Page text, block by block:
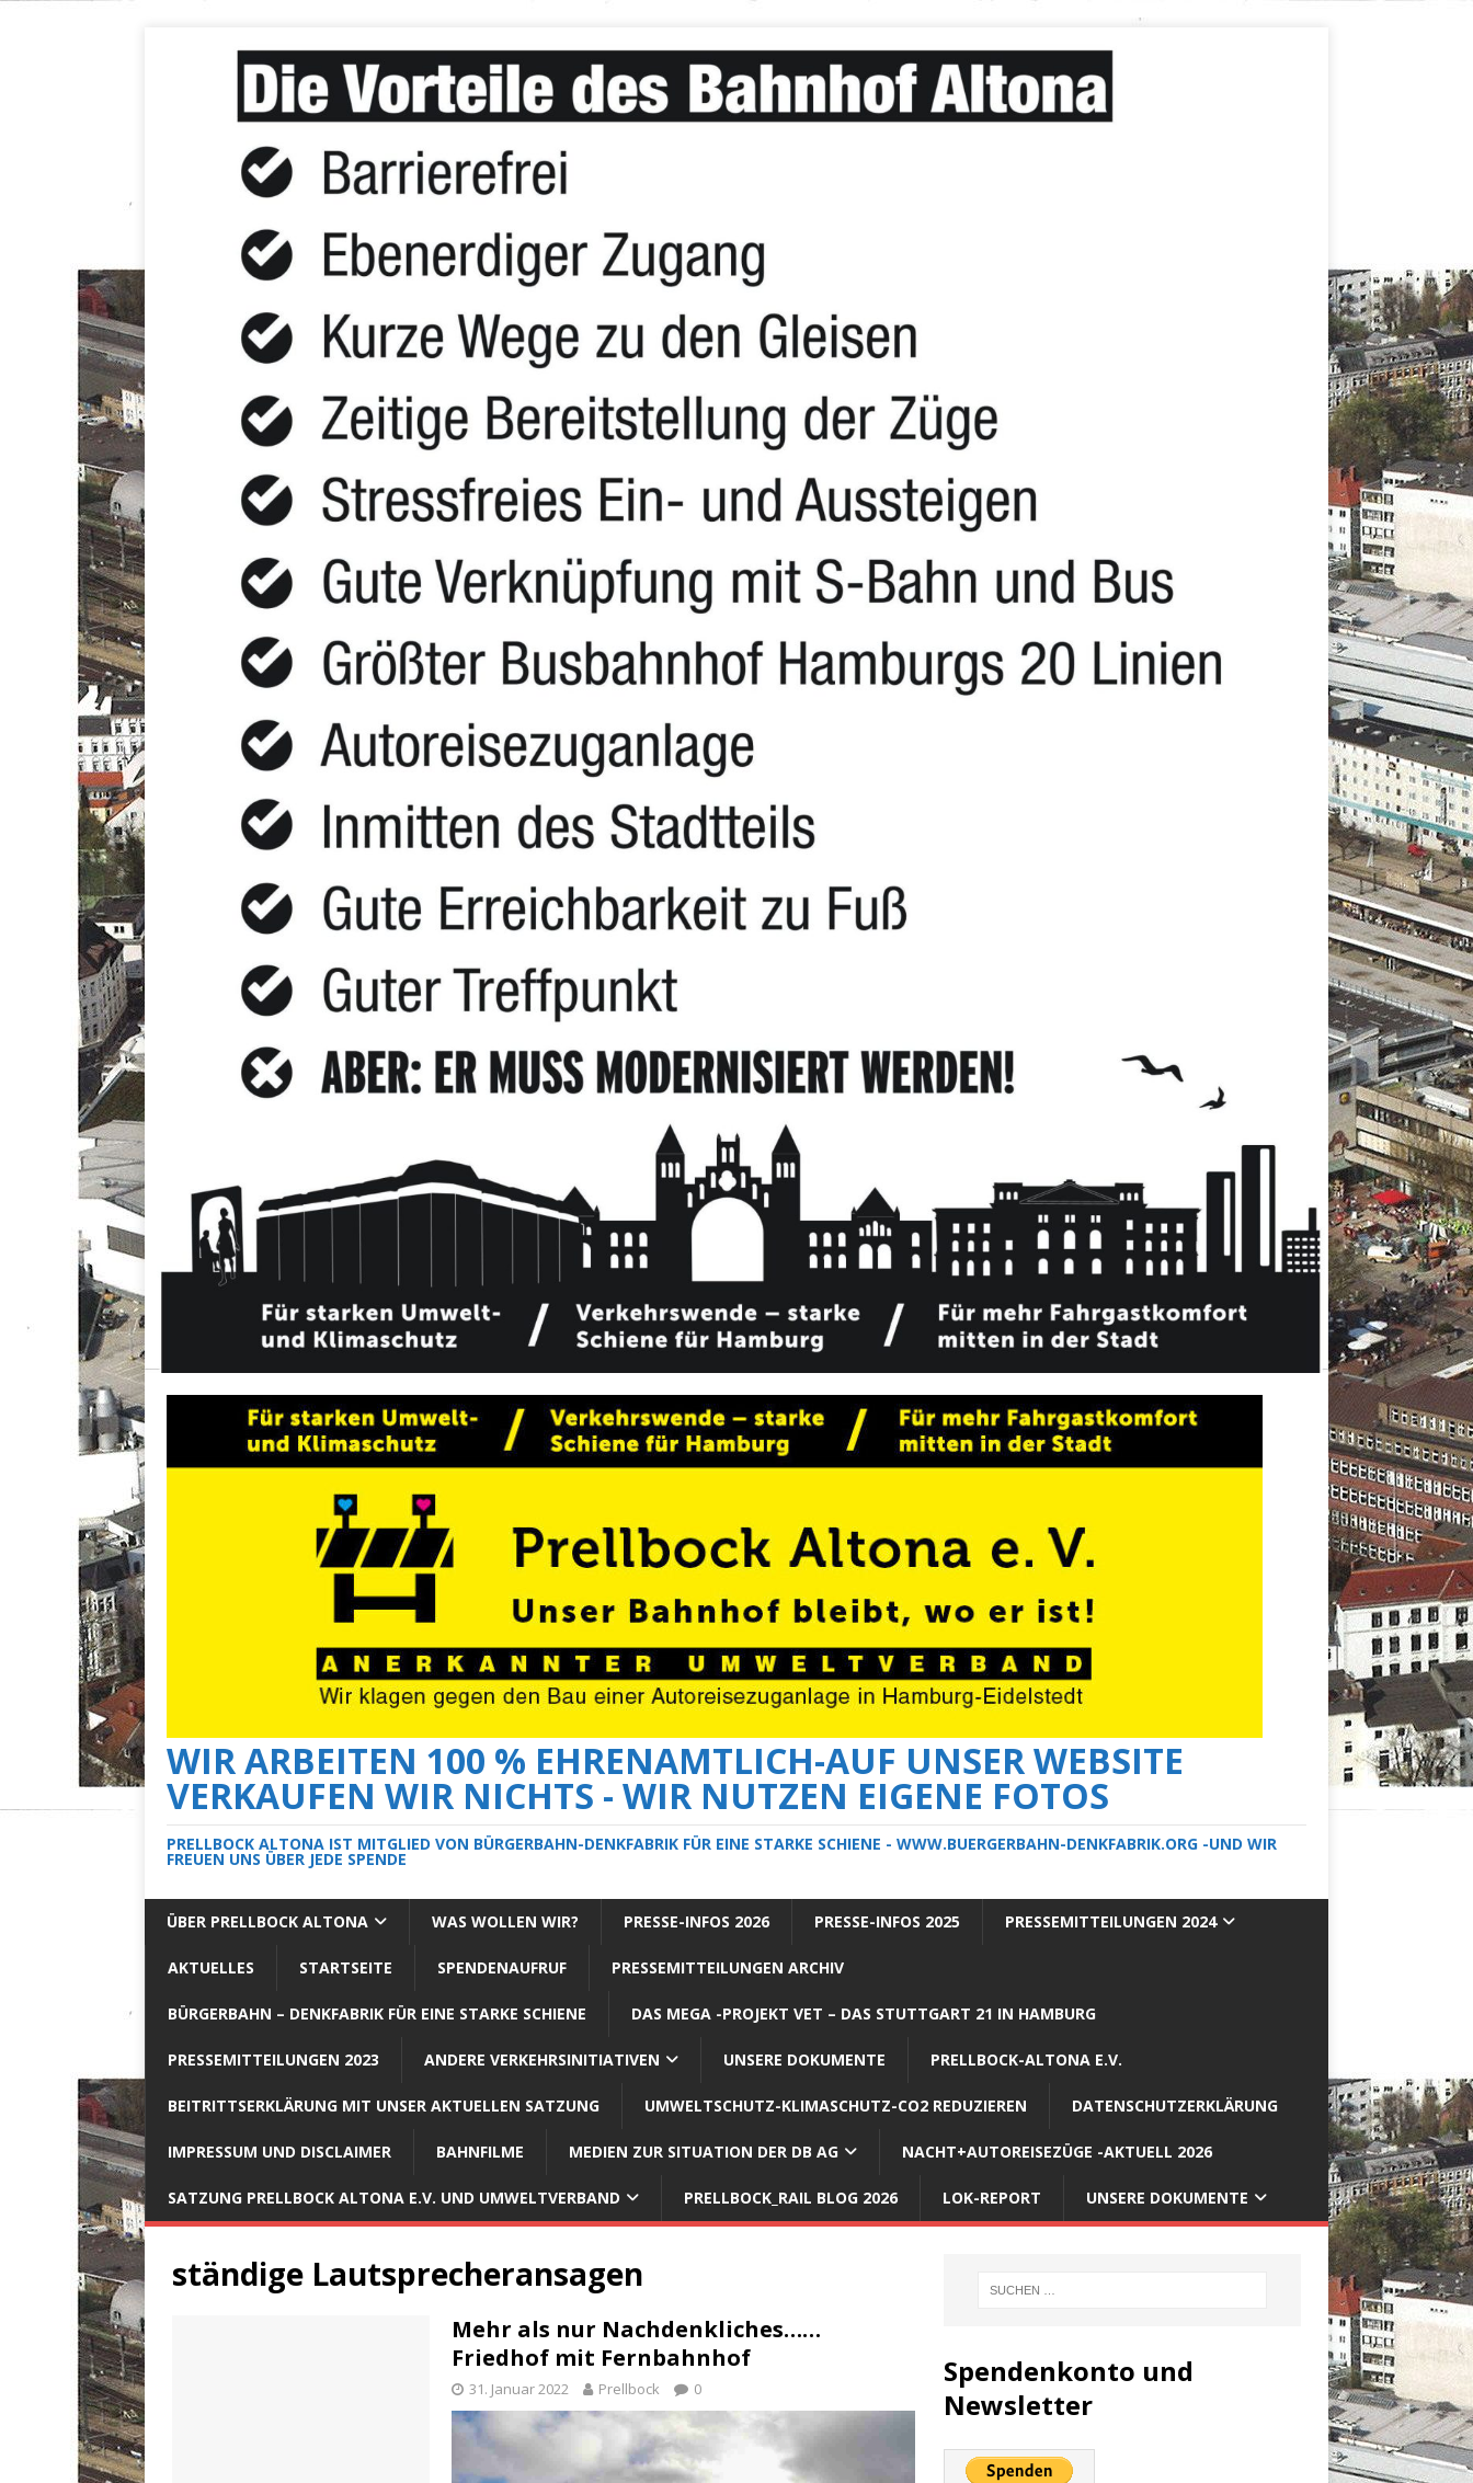
WIR ARBEITEN 100 % EHRENAMTLICH-AUF UNSER WEBSITE
VERKAUFEN WIR NICHTS - WIR NUTZEN EIGENE FOTOS
PRELLBOCK ALTONA IST MITGLIED VON BÜRGERBAHN-DENKFABRIK FÜR EINE STARKE SCHIENE - WWW.BUERGERBAHN-DENKFABRIK.ORG -UND WIR
FREUEN UNS ÜBER JEDE SPENDE
ÜBER PRELLBOCK ALTONA WAS WOLLEN WIR? PRESSE-INFOS 2026 PRESSE-INFOS 2025 PRESSEMITTEILUNGEN 2024
AKTUELLES STARTSEITE SPENDENAUFRUF PRESSEMITTEILUNGEN ARCHIV
BÜRGERBAHN – DENKFABRIK FÜR EINE STARKE SCHIENE DAS MEGA -PROJEKT VET – DAS STUTTGART 21 IN HAMBURG
PRESSEMITTEILUNGEN 2023 ANDERE VERKEHRSINITIATIVEN UNSERE DOKUMENTE PRELLBOCK-ALTONA E.V.
BEITRITTSERKLÄRUNG MIT UNSER AKTUELLEN SATZUNG UMWELTSCHUTZ-KLIMASCHUTZ-CO2 REDUZIEREN DATENSCHUTZERKLÄRUNG
IMPRESSUM UND DISCLAIMER BAHNFILME MEDIEN ZUR SITUATION DER DB AG NACHT+AUTOREISEZÜGE -AKTUELL 2026
SATZUNG PRELLBOCK ALTONA E.V. UND UMWELTVERBAND PRELLBOCK_RAIL BLOG 2026 LOK-REPORT UNSERE DOKUMENTE
ständige Lautsprecheransagen
Mehr als nur Nachdenkliches……
Friedhof mit Fernbahnhof
31. Januar 2022 Prellbock 0
Spendenkonto und
Newsletter